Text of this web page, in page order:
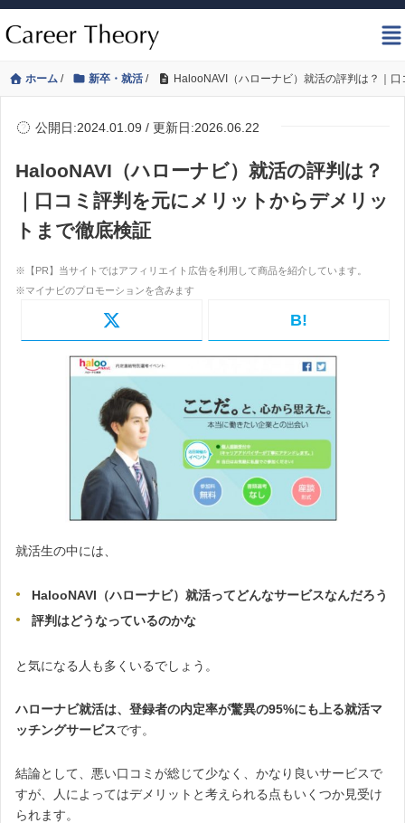
ホーム / 新卒・就活 / HalooNAVI（ハローナビ）就活の評判は？｜
公開日:2024.01.09 / 更新日:2026.06.22
HalooNAVI（ハローナビ）就活の評判は？
｜口コミ評判を元にメリットからデメリッ
トまで徹底検証
B!
就活生の中には、
HalooNAVI（ハローナビ）就活ってどんなサービスなんだろう
評判はどうなっているのかな
と気になる人も多くいるでしょう。
ハローナビ就活は、登録者の内定率が驚異の95%にも上る就活マ
ッチングサービスです。
結論として、悪い口コミが総じて少なく、かなり良いサービスで
すが、人によってはデメリットと考えられる点もいくつか見受け
られます。